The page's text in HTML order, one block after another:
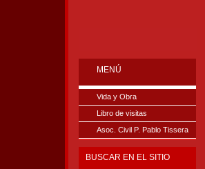
MENÚ
Vida y Obra
Libro de visitas
Asoc. Civil P. Pablo Tissera
BUSCAR EN EL SITIO